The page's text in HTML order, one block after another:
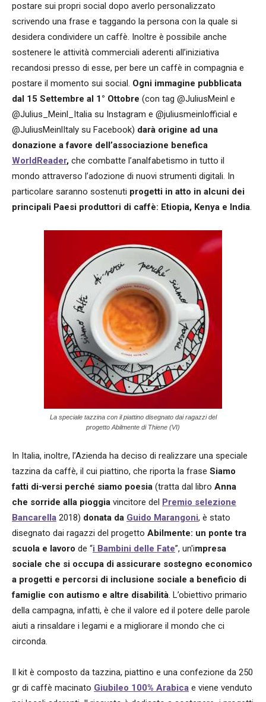
postare sui propri social dopo averlo personalizzato
scrivendo una frase e taggando la persona con la quale si
desidera condividere un caffè. Inoltre è possibile anche
sostenere le attività commerciali aderenti all’iniziativa
recandosi presso di esse, per bere un caffè in compagnia e
postare il momento sui social. Ogni immagine pubblicata
dal 15 Settembre al 1° Ottobre (con tag @JuliusMeinl e
@Julius_Meinl_Italia su Instagram e @juliusmeinlofficial e
@JuliusMeinlItaly su Facebook) darà origine ad una
donazione a favore dell’associazione benefica
WorldReader, che combatte l’analfabetismo in tutto il
mondo attraverso l’adozione di nuovi strumenti digitali. In
particolare saranno sostenuti progetti in atto in alcuni dei
principali Paesi produttori di caffè: Etiopia, Kenya e India.
La speciale tazzina con il piattino disegnato dai ragazzi del
progetto Abilmente di Thiene (VI)
In Italia, inoltre, l’Azienda ha deciso di realizzare una speciale
tazzina da caffè, il cui piattino, che riporta la frase Siamo
fatti di-versi perché siamo poesia (tratta dal libro Anna
che sorride alla pioggia vincitore del Premio selezione
Bancarella 2018) donata da Guido Marangoni, è stato
disegnato dai ragazzi del progetto Abilmente: un ponte tra
scuola e lavoro de “i Bambini delle Fate”, un'impresa
sociale che si occupa di assicurare sostegno economico
a progetti e percorsi di inclusione sociale a beneficio di
famiglie con autismo e altre disabilità. L’obiettivo primario
della campagna, infatti, è che il valore ed il potere delle parole
aiuti a rinsaldare i legami e a migliorare il mondo che ci
circonda.
Il kit è composto da tazzina, piattino e una confezione da 250
gr di caffè macinato Giubileo 100% Arabica e viene venduto